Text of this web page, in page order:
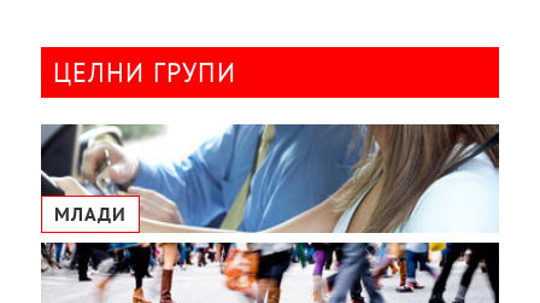
ЦЕЛНИ ГРУПИ
МЛАДИ